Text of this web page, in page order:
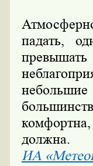
падать,
должна.
ИА